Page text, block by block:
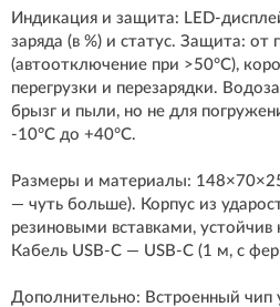
Индикация и защита: LED-
заряда (в %) и статус. Защита: от
(автоотключение при >50°C),
перегрузки и перезарядки.
брызг и пыли, но не для
-10°C до +40°C.
Размеры и материалы:
— чуть больше). Корпус из
резиновыми вставками,
Кабель USB-C — USB-C (1 м, с
Дополнительно: Встроенный чип